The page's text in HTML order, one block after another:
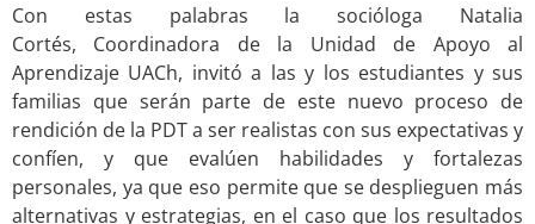
Con estas palabras la socióloga Natalia
Cortés,
Coordinadora de la Unidad de Apoyo al
Aprendizaje UACh, invitó a las y los estudiantes y sus
familias que serán parte de este nuevo proceso de
rendición de la PDT a ser realistas con sus expectativas y
confíen, y que evalúen habilidades y fortalezas
personales, ya que eso permite que se desplieguen más
alternativas y estrategias, en el caso que los resultados